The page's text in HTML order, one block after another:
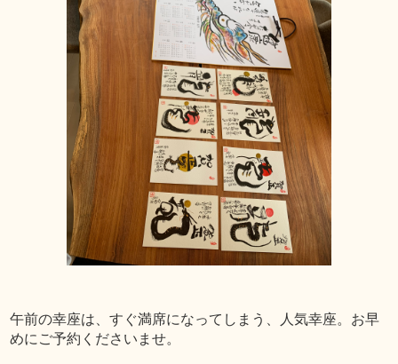
午前の幸座は、すぐ満席になってしまう、人気幸座。お早
めにご予約くださいませ。